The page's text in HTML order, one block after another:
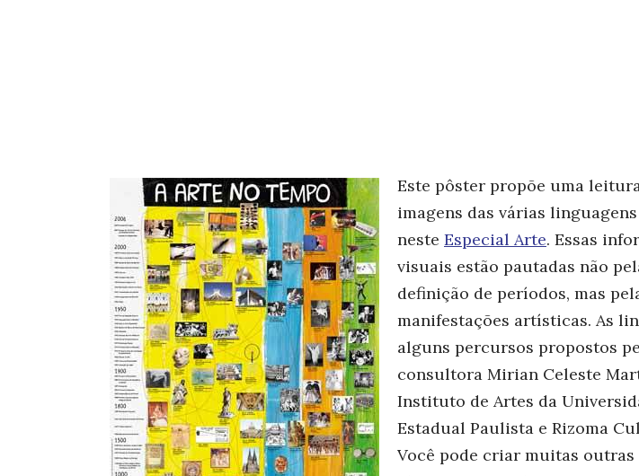
Este pôster propõe uma
imagens das várias
neste Especial Arte. Essas
visuais estão pautadas não
definição de períodos, mas
manifestações artísticas. As
alguns percursos propostos
consultora Mirian Celeste
Instituto de Artes da
Estadual Paulista e Rizoma
Você pode criar muitas outras